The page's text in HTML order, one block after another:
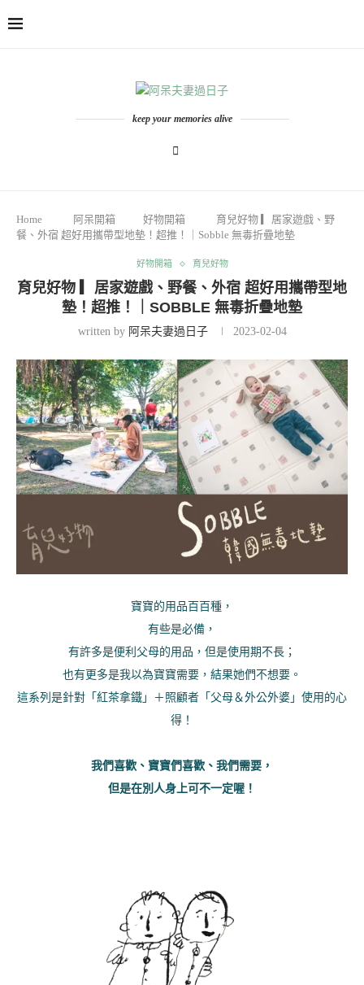
keep your memories alive
Home 阿呆開箱 好物開箱
育兒好物 ▎居家遊戲、野
餐、外宿 超好用攜帶型地墊！超推！｜Sobble 無毒折疊地墊
好物開箱 育兒好物
育兒好物 ▎居家遊戲、野餐、外宿 超好用攜帶型地
墊！超推！｜SOBBLE 無毒折疊地墊
written by 阿呆夫妻過日子 2023-02-04
寶寶的用品百百種，
有些是必備，
有許多是便利父母的用品，但是使用期不長；
也有更多是我以為寶寶需要，結果她們不想要。
這系列是針對「紅茶拿鐵」＋照顧者「父母＆外公外婆」使用的心
得！
我們喜歡、寶寶們喜歡、我們需要，
但是在別人身上可不一定喔！